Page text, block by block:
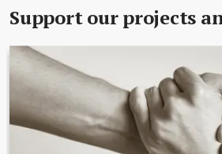
Support our projects